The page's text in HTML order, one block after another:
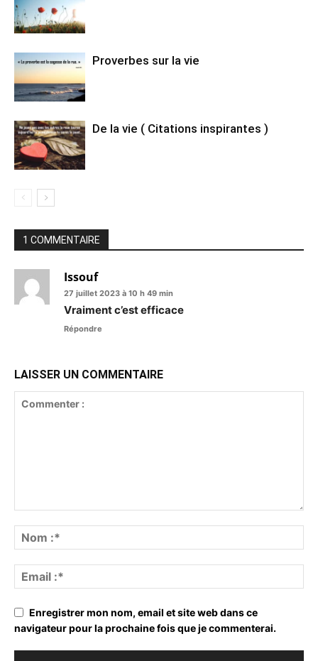
Proverbes sur la vie
De la vie ( Citations inspirantes )
1 COMMENTAIRE
Issouf
27 juillet 2023 à 10 h 49 min
Vraiment c’est efficace
Répondre
LAISSER UN COMMENTAIRE
Enregistrer mon nom, email et site web dans ce
navigateur pour la prochaine fois que je commenterai.